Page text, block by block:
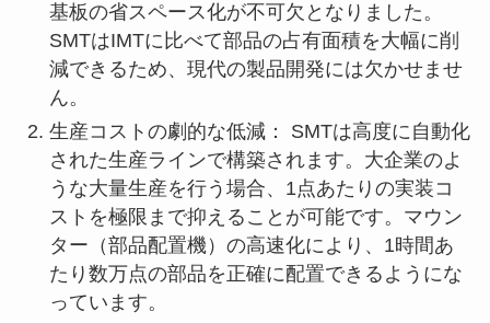
基板の省スペース化が不可欠となりました。
SMTはIMTに比べて部品の占有面積を大幅に削
減できるため、現代の製品開発には欠かせませ
ん。
生産コストの劇的な低減： SMTは高度に自動化
された生産ラインで構築されます。大企業のよ
うな大量生産を行う場合、1点あたりの実装コ
ストを極限まで抑えることが可能です。マウン
ター（部品配置機）の高速化により、1時間あ
たり数万点の部品を正確に配置できるようにな
っています。